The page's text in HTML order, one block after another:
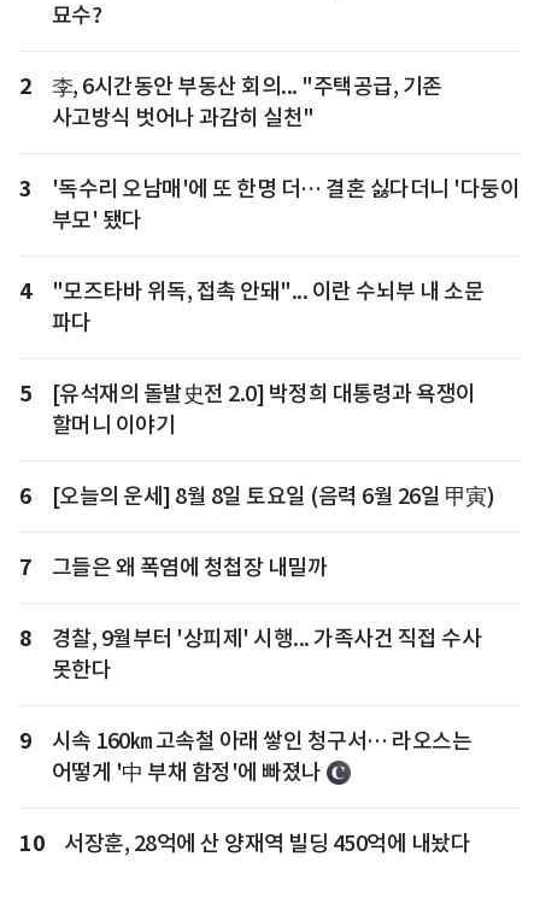
묘수?
2
李, 6시간동안 부동산 회의... "주택공급, 기존
사고방식 벗어나 과감히 실천"
3
'독수리 오남매'에 또 한명 더… 결혼 싫다더니 '다둥이
부모' 됐다
4
"모즈타바 위독, 접촉 안돼"... 이란 수뇌부 내 소문
파다
5
[유석재의 돌발史전 2.0] 박정희 대통령과 욕쟁이
할머니 이야기
6 [오늘의 운세] 8월 8일 토요일 (음력 6월 26일 甲寅)
7 그들은 왜 폭염에 청첩장 내밀까
8
경찰, 9월부터 '상피제' 시행... 가족사건 직접 수사
못한다
9
시속 160㎞ 고속철 아래 쌓인 청구서… 라오스는
어떻게 '中 부채 함정'에 빠졌나
10 서장훈, 28억에 산 양재역 빌딩 450억에 내놨다